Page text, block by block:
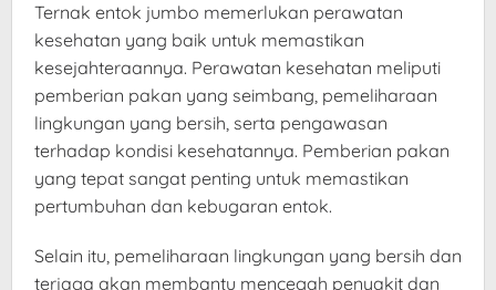
Ternak entok jumbo memerlukan perawatan
kesehatan yang baik untuk memastikan
kesejahteraannya. Perawatan kesehatan meliputi
pemberian pakan yang seimbang, pemeliharaan
lingkungan yang bersih, serta pengawasan
terhadap kondisi kesehatannya. Pemberian pakan
yang tepat sangat penting untuk memastikan
pertumbuhan dan kebugaran entok.
Selain itu, pemeliharaan lingkungan yang bersih dan
terjaga akan membantu mencegah penyakit dan